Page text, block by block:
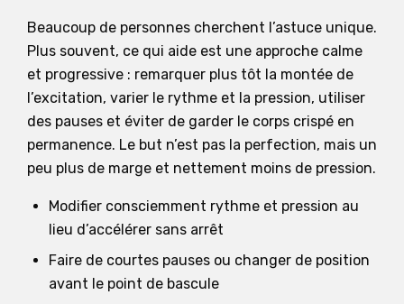
Beaucoup de personnes cherchent l’astuce unique.
Plus souvent, ce qui aide est une approche calme
et progressive : remarquer plus tôt la montée de
l’excitation, varier le rythme et la pression, utiliser
des pauses et éviter de garder le corps crispé en
permanence. Le but n’est pas la perfection, mais un
peu plus de marge et nettement moins de pression.
Modifier consciemment rythme et pression au
lieu d’accélérer sans arrêt
Faire de courtes pauses ou changer de position
avant le point de bascule